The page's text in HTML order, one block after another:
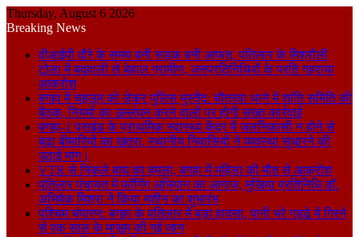
Thursday, August 6 2026
Breaking News
वीआईपी दौरे के समय बनी सड़क बनी आफत, पतिलार के मिश्रौली
टोला में बदहाली से बेहाल ग्रामीण, जनप्रतिनिधियों के प्रति गहराया
आक्रोश
बगहा में चहलूम को लेकर पुलिस मुस्तैद: चौतरवा थाने में शांति समिति की
बैठक, नियमों का उल्लंघन करने वालों पर होगी सख्त कार्रवाई
बगहा-1 प्रखंड के प्राथमिक स्वास्थ्य केंद्र में जलनिकासी न होने से
बढ़ा बीमारियों का खतरा, स्थानीय निवासियों ने व्यवस्था सुधारने की
उठाई मांग।
VTR से निकले बाघ का हमला, बगहा में महिला की मौत से आक्रोश
पतिलार पंचायत में फॉगिंग अभियान का आगाज, मुखिया प्रतिनिधि डॉ.
अभिषेक मिश्रा ने किया मशीन का शुभारंभ
पश्चिम चंपारण: बगहा के पतिलार में बड़ा हादसा, पानी भरे गड्ढे में गिरने
से एक साल के मासूम की गई जान